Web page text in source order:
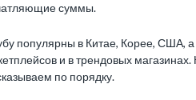
суммы.
популярны в Китае, Корее, США, а
и в трендовых
по порядку.